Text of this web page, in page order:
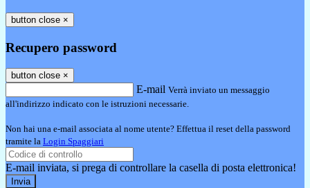
button close ×
Recupero password
button close ×
E-mail Verrà inviato un messaggio
all'indirizzo indicato con le istruzioni necessarie.
Non hai una e-mail associata al nome utente? Effettua il reset della password
tramite la Login Spaggiari
E-mail inviata, si prega di controllare la casella di posta elettronica!